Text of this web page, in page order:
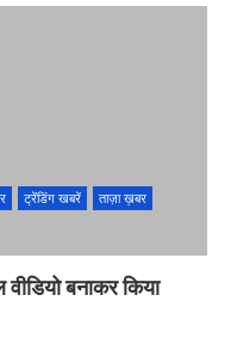
ट्रेंडिंग खबरें
ताज़ा ख़बर
बनाकर किया